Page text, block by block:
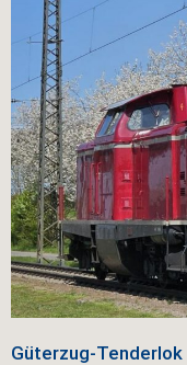
Güterzug-Tenderlok